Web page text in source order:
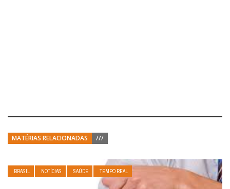
MATÉRIAS RELACIONADAS ///
BRASIL NOTÍCIAS SAÚDE TEMPO REAL